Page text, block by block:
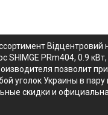
SHIMGE PRm404, 0.9
позволит
уголок Украины в
скидки и